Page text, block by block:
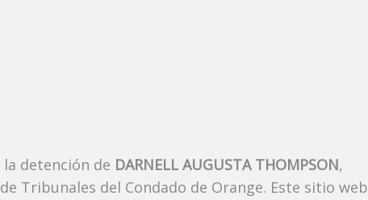
detención de DARNELL AUGUSTA THOMPSON,
Tribunales del Condado de Orange. Este sitio web